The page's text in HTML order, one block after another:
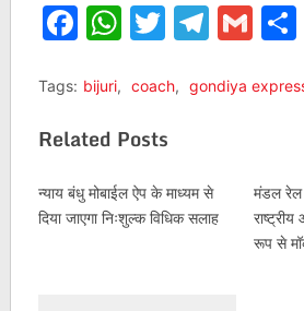
Facebook
WhatsApp
Twitter
Tags: bijuri, coach, gondiya
Related Posts
न्याय बंधु मोबाईल ऐप के माध्यम से
दिया जाएगा निःशुल्क विधिक सलाह
मंडल रेल
रूप से